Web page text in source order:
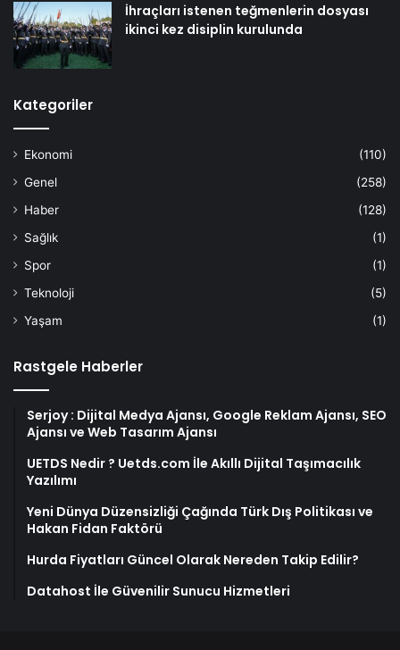
İhraçları istenen teğmenlerin dosyası
ikinci kez disiplin kurulunda
Kategoriler
Ekonomi
(110)
Genel
(258)
Haber
(128)
Sağlık
(1)
Spor
(1)
Teknoloji
(5)
Yaşam
(1)
Rastgele Haberler
Serjoy : Dijital Medya Ajansı, Google Reklam Ajansı, SEO
Ajansı ve Web Tasarım Ajansı
UETDS Nedir ? Uetds.com İle Akıllı Dijital Taşımacılık
Yazılımı
Yeni Dünya Düzensizliği Çağında Türk Dış Politikası ve
Hakan Fidan Faktörü
Hurda Fiyatları Güncel Olarak Nereden Takip Edilir?
Datahost İle Güvenilir Sunucu Hizmetleri